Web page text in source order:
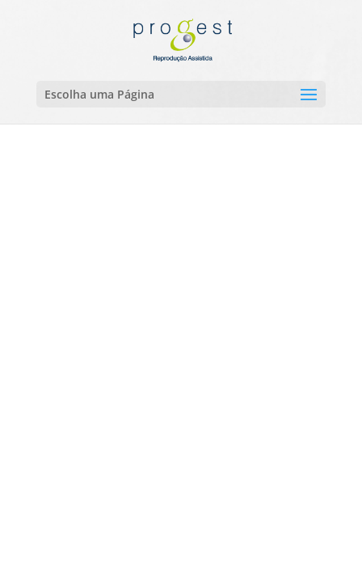
Escolha uma Página